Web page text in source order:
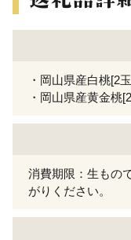
・岡山県産白桃[2
・岡山県産黄金桃
消費期限：生もの
がりください。